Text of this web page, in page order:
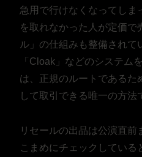
急用で行けなくなってしま
を取れなかった人が定価で
ル」の仕組みも整備されて
「Cloak」などのシステム
は、正規のルートであるた
して取引できる唯一の方法
リセールの出品は公演直前
こまめにチェックしている